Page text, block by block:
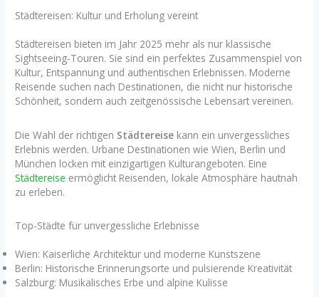
Städtereisen: Kultur und Erholung vereint
Städtereisen bieten im Jahr 2025 mehr als nur klassische
Sightseeing-Touren. Sie sind ein perfektes Zusammenspiel von
Kultur, Entspannung und authentischen Erlebnissen. Moderne
Reisende suchen nach Destinationen, die nicht nur historische
Schönheit, sondern auch zeitgenössische Lebensart vereinen.
Die Wahl der richtigen Städtereise kann ein unvergessliches
Erlebnis werden. Urbane Destinationen wie Wien, Berlin und
München locken mit einzigartigen Kulturangeboten. Eine
Städtereise ermöglicht Reisenden, lokale Atmosphäre hautnah
zu erleben.
Top-Städte für unvergessliche Erlebnisse
Wien: Kaiserliche Architektur und moderne Kunstszene
Berlin: Historische Erinnerungsorte und pulsierende Kreativität
Salzburg: Musikalisches Erbe und alpine Kulisse